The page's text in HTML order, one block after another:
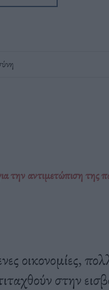
την αντιμετώπιση της
οικονομίες,
στην